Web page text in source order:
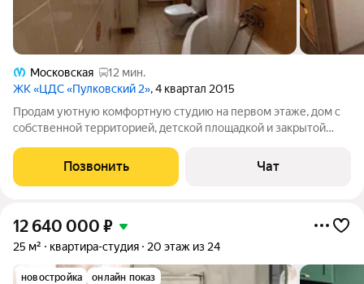
Московская
12 мин.
ЖК «ЦДС «Пулковский 2», 4 квартал 2015
Продам уютную комфортную студию на первом этаже, дом с
собственной территорией, детской площадкой и закрытой
сезон. 5 минут пешком до остановки. Хорошо развитая
инфраструктура. Очень тихий
Позвонить Чат
12 640 000 ₽
25 м² квартира-студия 20 этаж из 24
новостройка онлайн показ